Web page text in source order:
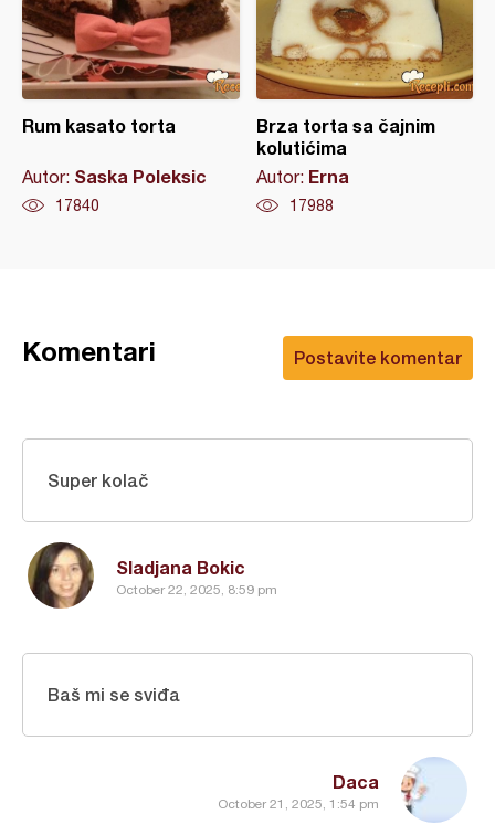
Rum kasato torta
Autor: Saska Poleksic
17840
Brza torta sa čajnim
kolutićima
Autor: Erna
17988
Postavite komentar
Komentari
Sladjana Bokic
October 22, 2025, 8:59 pm
Super kolač
Daca
October 21, 2025, 1:54 pm
Baš mi se sviđa